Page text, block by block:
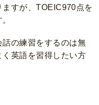
すが、TOEIC970点を
の練習をするのは無
英語を習得したい方